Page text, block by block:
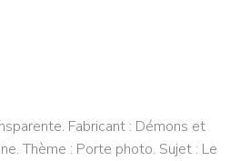
Fabricant : Démons et
Thème : Porte photo. Sujet : Le